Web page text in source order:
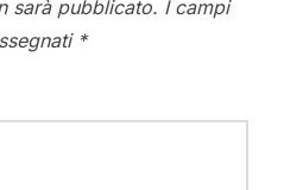
sarà pubblicato. I campi
*